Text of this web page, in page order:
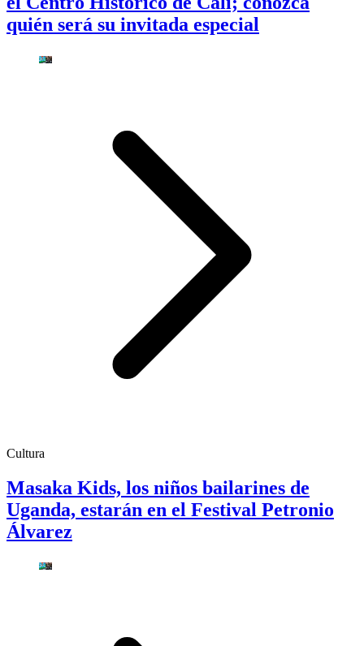
quién será su invitada especial
Cultura
Masaka Kids, los niños bailarines de
Uganda, estarán en el Festival Petronio
Álvarez